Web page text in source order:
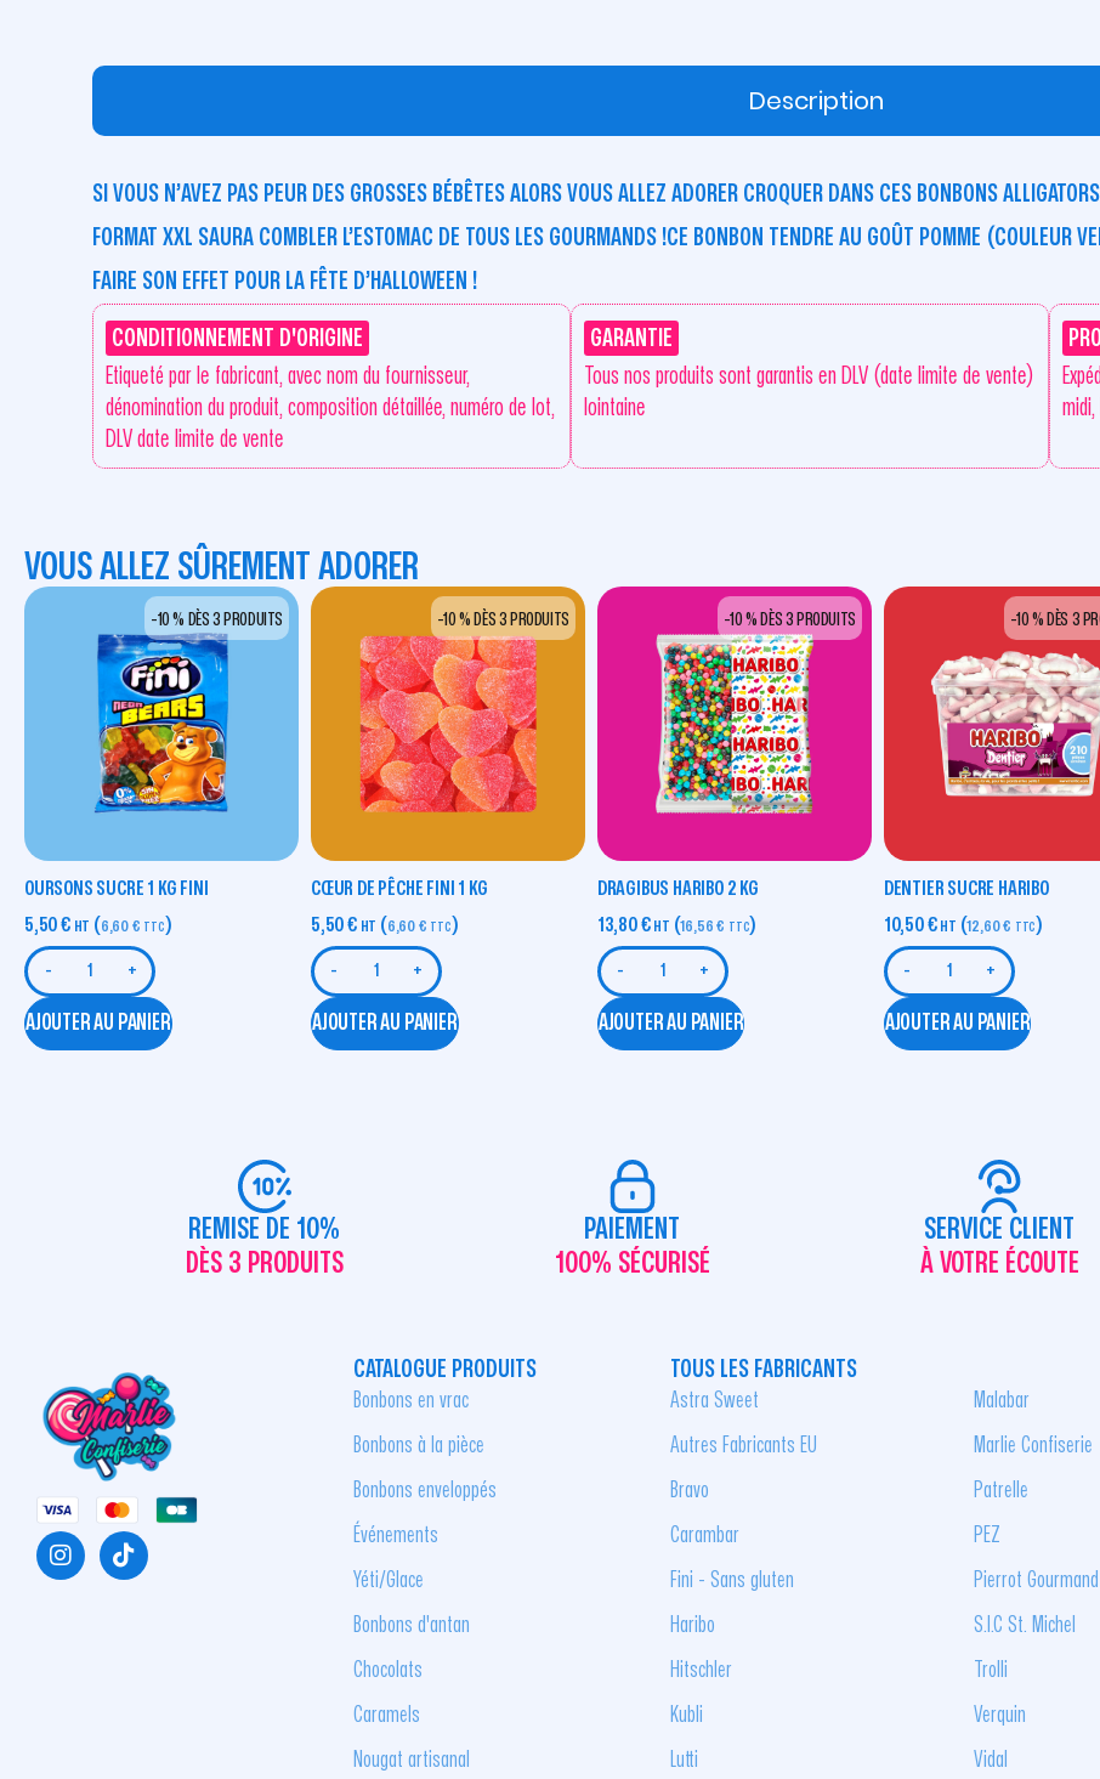
Description
SI VOUS N’AVEZ PAS PEUR DES GROSSES BÉBÊTES ALORS VOUS ALLEZ ADORER CROQUER DANS CES BONBONS
FORMAT XXL SAURA COMBLER L’ESTOMAC DE TOUS LES GOURMANDS !CE BONBON TENDRE AU GOÛT POMME (COULEUR
FAIRE SON EFFET POUR LA FÊTE D’HALLOWEEN !
CONDITIONNEMENT D'ORIGINE
Etiqueté par le fabricant, avec nom du fournisseur,
dénomination du produit, composition détaillée, numéro de lot,
DLV date limite de vente
GARANTIE
Tous nos produits sont garantis en DLV (date limite de vente)
lointaine
VOUS ALLEZ SÛREMENT ADORER
-10 % DÈS 3 PRODUITS
OURSONS SUCRE 1 KG FINI
5,50€ HT (6,60 € TTC)
- +
AJOUTER AU PANIER
-10 % DÈS 3 PRODUITS
CŒUR DE PÊCHE FINI 1 KG
5,50€ HT (6,60 € TTC)
- +
AJOUTER AU PANIER
-10 % DÈS 3 PRODUITS
DRAGIBUS HARIBO 2 KG
13,80€ HT (16,56€ TTC)
- +
AJOUTER AU PANIER
-10 % DÈS 3
DENTIER SUCRE HARIBO
10,50€ HT (12,60€ TTC)
- +
AJOUTER AU PANIER
REMISE DE 10%
DÈS 3 PRODUITS
PAIEMENT
100% SÉCURISÉ
SERVICE CLIENT
À VOTRE ÉCOUTE
CATALOGUE PRODUITS
Bonbons en vrac
Bonbons à la pièce
Bonbons enveloppés
Événements
Yéti/Glace
Bonbons d'antan
Chocolats
Caramels
Nougat artisanal
TOUS LES FABRICANTS
Astra Sweet
Autres Fabricants EU
Bravo
Carambar
Fini - Sans gluten
Haribo
Hitschler
Kubli
Lutti
Malabar
Marlie Confiserie
Patrelle
PEZ
Pierrot Gourmand
S.I.C St. Michel
Trolli
Verquin
Vidal